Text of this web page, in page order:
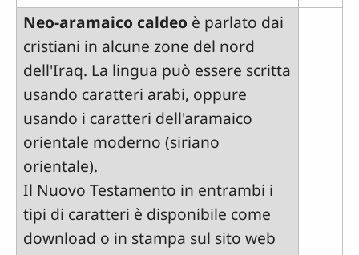
Neo-aramaico caldeo è parlato dai
cristiani in alcune zone del nord
dell'Iraq. La lingua può essere scritta
usando caratteri arabi, oppure
usando i caratteri dell'aramaico
orientale moderno (siriano
orientale).
Il Nuovo Testamento in entrambi i
tipi di caratteri è disponibile come
download o in stampa sul sito web